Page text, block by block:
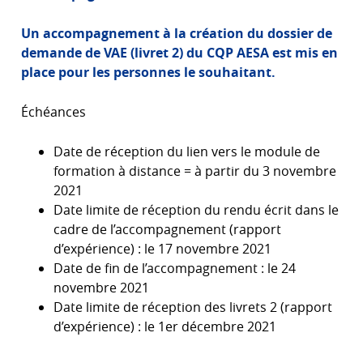
Un accompagnement à la création du dossier de
demande de VAE (livret 2) du CQP AESA est mis en
place pour les personnes le souhaitant.
Échéances
Date de réception du lien vers le module de
formation à distance = à partir du 3 novembre
2021
Date limite de réception du rendu écrit dans le
cadre de l’accompagnement (rapport
d’expérience) : le 17 novembre 2021
Date de fin de l’accompagnement : le 24
novembre 2021
Date limite de réception des livrets 2 (rapport
d’expérience) : le 1er décembre 2021